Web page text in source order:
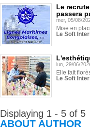
Le
passera
mer, 05/08/
Mise en
Le Soft
lun, 29/06/
Elle fait
Le Soft
Displaying 1 - 5 of 5
ABOUT AUTHOR